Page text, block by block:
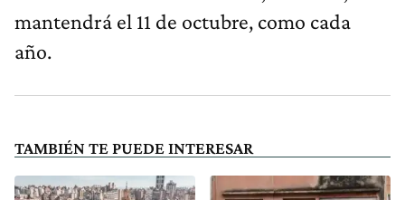
mantendrá el 11 de octubre, como cada
año.
TAMBIÉN TE PUEDE INTERESAR